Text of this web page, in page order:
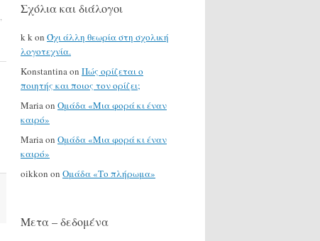
Σχόλια και διάλογοι
k kon Όχι άλλη θεωρία στη σχολική
λογοτεχνία.
Konstantinaon Πώς ορίζεται ο
ποιητής και ποιος τον ορίζει;
Mariaon Ομάδα «Μια φορά κι έναν
καιρό»
Mariaon Ομάδα «Μια φορά κι έναν
καιρό»
oikkon on Ομάδα «Το πλήρωμα»
Μετα – δεδομένα